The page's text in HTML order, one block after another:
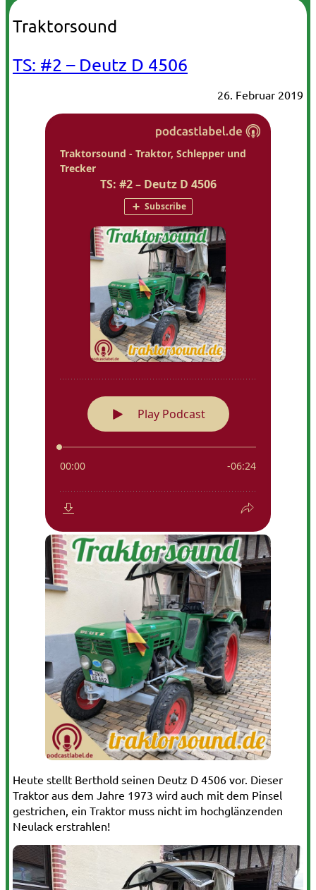
Traktorsound
TS: #2 – Deutz D 4506
26. Februar 2019
Heute stellt Berthold seinen Deutz D 4506 vor. Dieser
Traktor aus dem Jahre 1973 wird auch mit dem Pinsel
gestrichen, ein Traktor muss nicht im hochglänzenden
Neulack erstrahlen!